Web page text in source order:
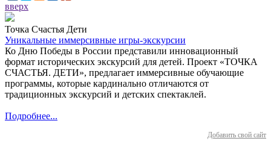
вверх
Точка Счастья Дети
Уникальные иммерсивные игры-экскурсии
Ко Дню Победы в России представили инновационный
формат исторических экскурсий для детей. Проект «ТОЧКА
СЧАСТЬЯ. ДЕТИ», предлагает иммерсивные обучающие
программы, которые кардинально отличаются от
традиционных экскурсий и детских спектаклей.
Подробнее...
Добавить свой сайт